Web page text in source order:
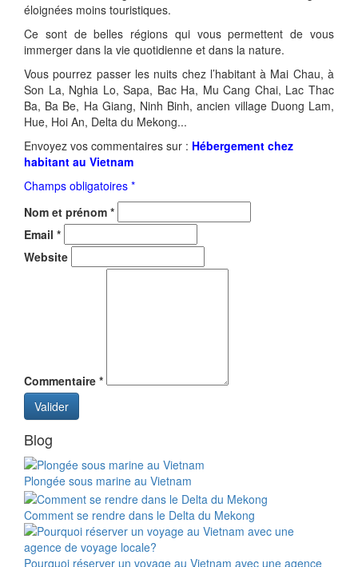
éloignées moins touristiques.
Ce sont de belles régions qui vous permettent de vous
immerger dans la vie quotidienne et dans la nature.
Vous pourrez passer les nuits chez l’habitant à Mai Chau, à
Son La, Nghia Lo, Sapa, Bac Ha, Mu Cang Chai, Lac Thac
Ba, Ba Be, Ha Giang, Ninh Binh, ancien village Duong Lam,
Hue, Hoi An, Delta du Mekong...
Envoyez vos commentaires sur : Hébergement chez
habitant au Vietnam
Champs obligatoires *
Nom et prénom *
Email *
Website
Commentaire *
Valider
Blog
Plongée sous marine au Vietnam
Comment se rendre dans le Delta du Mekong
Pourquoi réserver un voyage au Vietnam avec une agence